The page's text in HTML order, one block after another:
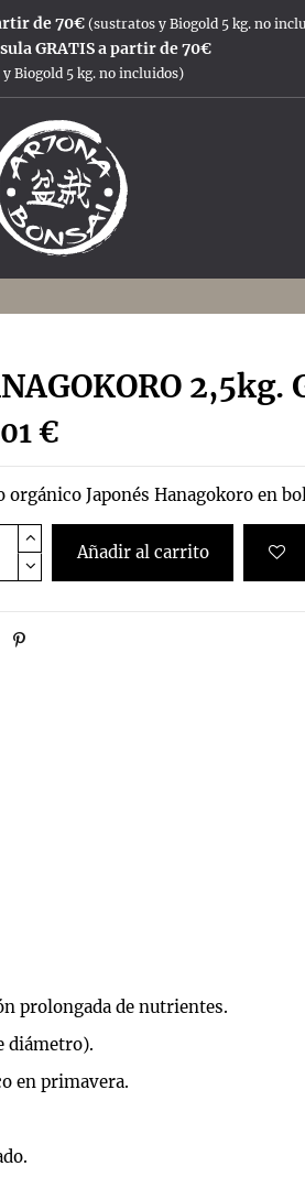
de 70€ (sustratos y Biogold 5 kg. no
GRATIS a partir de 70€
Biogold 5 kg. no incluidos)
2,5kg.
€
orgánico Japonés Hanagokoro en
Añadir al carrito
prolongada de nutrientes.
diámetro).
en primavera.